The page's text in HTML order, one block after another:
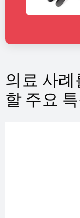
의료 사
할 주요